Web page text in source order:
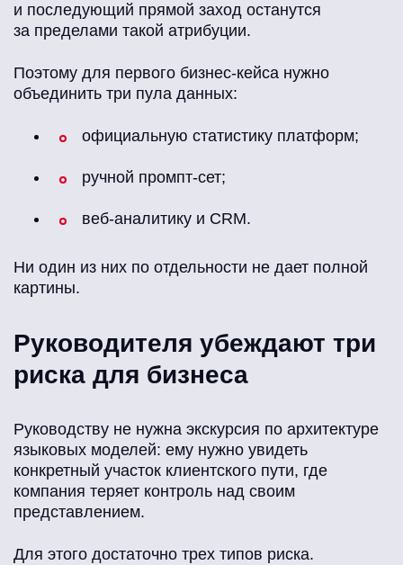
и последующий прямой заход останутся
за пределами такой атрибуции.
Поэтому для первого бизнес-кейса нужно
объединить три пула данных:
официальную статистику платформ;
ручной промпт-сет;
веб-аналитику и CRM.
Ни один из них по отдельности не дает полной
картины.
Руководителя убеждают три
риска для бизнеса
Руководству не нужна экскурсия по архитектуре
языковых моделей: ему нужно увидеть
конкретный участок клиентского пути, где
компания теряет контроль над своим
представлением.
Для этого достаточно трех типов риска.